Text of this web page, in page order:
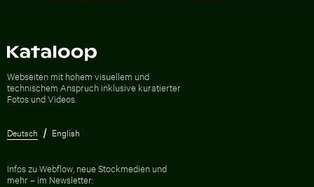
Webseiten mit hohem visuellem und
technischem Anspruch inklusive kuratierter
Fotos und Videos.
Deutsch English
Infos zu Webflow, neue Stockmedien und
mehr – im Newsletter: